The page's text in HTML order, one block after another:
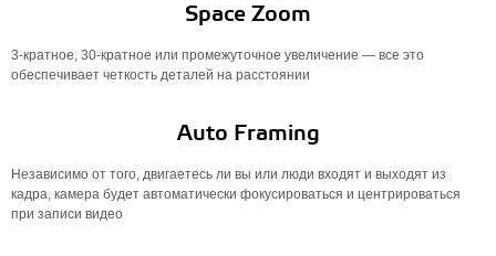
Space Zoom
3-кратное, 30-кратное или промежуточное увеличение — все это
обеспечивает четкость деталей на расстоянии
Auto Framing
Независимо от того, двигаетесь ли вы или люди входят и выходят из
кадра, камера будет автоматически фокусироваться и центрироваться
при записи видео